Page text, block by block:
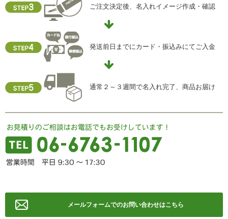
当社ホームページの個人情報保護方針をご覧下さい
住所 ：大阪市中央区瓦屋町2-13-5
TEL ： 06-6763-5415
FAX ： 06-6763-0829
ご注文決定後、名入れイメージ作成・確認
発送前日までにカード・振込みにてご入金
通常２～３週間で名入れ完了、商品お届け
メールフォームでのお問い合わせはこちら